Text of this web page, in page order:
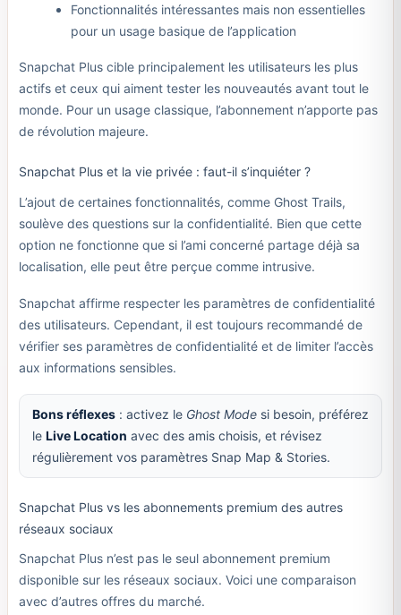
Fonctionnalités intéressantes mais non essentielles
pour un usage basique de l’application
Snapchat Plus cible principalement les utilisateurs les plus
actifs et ceux qui aiment tester les nouveautés avant tout le
monde. Pour un usage classique, l’abonnement n’apporte pas
de révolution majeure.
Snapchat Plus et la vie privée : faut-il s’inquiéter ?
L’ajout de certaines fonctionnalités, comme Ghost Trails,
soulève des questions sur la confidentialité. Bien que cette
option ne fonctionne que si l’ami concerné partage déjà sa
localisation, elle peut être perçue comme intrusive.
Snapchat affirme respecter les paramètres de confidentialité
des utilisateurs. Cependant, il est toujours recommandé de
vérifier ses paramètres de confidentialité et de limiter l’accès
aux informations sensibles.
Bons réflexes: activez le Ghost Modesi besoin, préférez
le Live Location avec des amis choisis, et révisez
régulièrement vos paramètres Snap Map & Stories.
Snapchat Plus vs les abonnements premium des autres
réseaux sociaux
Snapchat Plus n’est pas le seul abonnement premium
disponible sur les réseaux sociaux. Voici une comparaison
avec d’autres offres du marché.